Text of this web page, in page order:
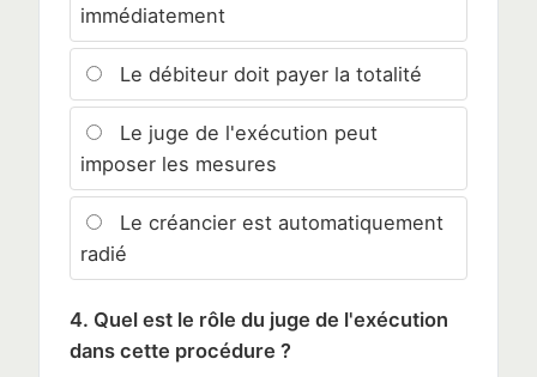
immédiatement
Le débiteur doit payer la totalité
Le juge de l'exécution peut
imposer les mesures
Le créancier est automatiquement
radié
4. Quel est le rôle du juge de l'exécution
dans cette procédure ?